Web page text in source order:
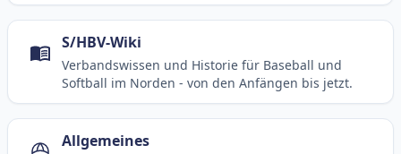
S/HBV-Wiki
Verbandswissen und Historie für Baseball und
Softball im Norden - von den Anfängen bis jetzt.
Allgemeines